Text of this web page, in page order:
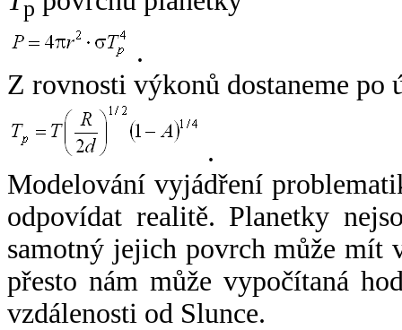
p
.
Z rovnosti výkonů dostaneme po
.
Modelování vyjádření
odpovídat realitě. Planetky
samotný jejich povrch může mít
přesto nám může vypočítaná
vzdálenosti od Slunce.